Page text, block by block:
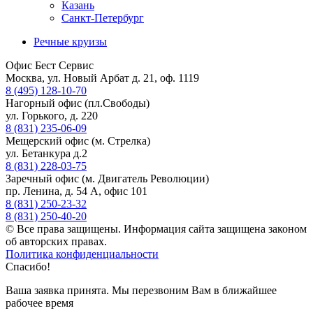
Казань
Санкт-Петербург
Речные круизы
Офис Бест Сервис
Москва, ул. Новый Арбат д. 21, оф. 1119
8 (495) 128-10-70
Нагорный офис (пл.Свободы)
ул. Горького, д. 220
8 (831) 235-06-09
Мещерский офис (м. Стрелка)
ул. Бетанкура д.2
8 (831) 228-03-75
Заречный офис (м. Двигатель Революции)
пр. Ленина, д. 54 А, офис 101
8 (831) 250-23-32
8 (831) 250-40-20
© Все права защищены. Информация сайта защищена законом
об авторских правах.
Политика конфиденциальности
Спасибо!
Ваша заявка принята. Мы перезвоним Вам в ближайшее
рабочее время